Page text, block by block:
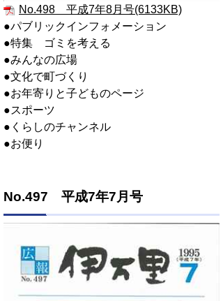
No.498 平成7年8月号(6133KB)
●パブリックインフォメーション
●特集 ゴミを考える
●みんなの広場
●文化で町づくり
●お年寄りと子どものページ
●スポーツ
●くらしのチャンネル
●お便り
No.497 平成7年7月号